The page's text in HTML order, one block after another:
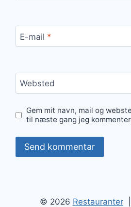
E-mail *
Websted
Gem mit navn, mail og
til næste gang jeg
© 2026 Restauranter|